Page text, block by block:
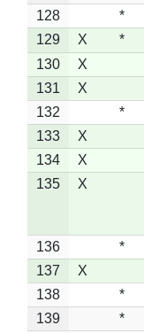
128
*
129
X *
130
X
131
X
132
*
133
X
134
X
135
X
136 *
137
X
138
*
139
*